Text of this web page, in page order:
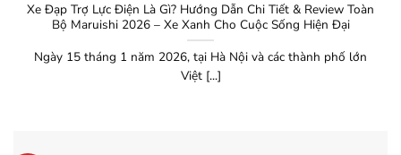
Xe Đạp Trợ Lực Điện Là Gì? Hướng Dẫn Chi Tiết & Review Toàn
Bộ Maruishi 2026 – Xe Xanh Cho Cuộc Sống Hiện Đại
Ngày 15 tháng 1 năm 2026, tại Hà Nội và các thành phố lớn
Việt [...]